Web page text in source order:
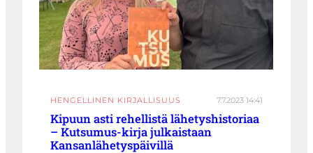
HENGELLINEN KIRJALLISUUS 7.7.2023 14:41
Kipuun asti rehellistä lähetyshistoriaa
– Kutsumus-kirja julkaistaan
Kansanlähetyspäivillä